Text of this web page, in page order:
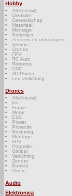
Hobby
Alle(nieuw)
Diensten
Gereedschap
Materiaal
Montage
Batterijen
Zenders en ontvangers
Servos
Drones
FPV
RC Auto
Robotica
CNC
3D-Printer
Led verlichting
Drones
Alle(nieuw)
Kit
Frame
Motor
ESC
Power
Protectie
Besturing
Montage
FPV
Propeller
Gimbal
Verlichting
Zender
Batterij
Divers
Audio
Elektronica